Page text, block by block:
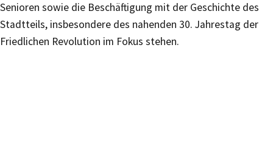
Senioren sowie die Beschäftigung mit der Geschichte des
Stadtteils, insbesondere des nahenden 30. Jahrestag der
Friedlichen Revolution im Fokus stehen.